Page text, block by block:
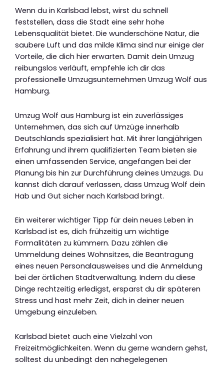
Wenn du in Karlsbad lebst, wirst du schnell
feststellen, dass die Stadt eine sehr hohe
Lebensqualität bietet. Die wunderschöne Natur, die
saubere Luft und das milde Klima sind nur einige der
Vorteile, die dich hier erwarten. Damit dein Umzug
reibungslos verläuft, empfehle ich dir das
professionelle Umzugsunternehmen Umzug Wolf aus
Hamburg.
Umzug Wolf aus Hamburg ist ein zuverlässiges
Unternehmen, das sich auf Umzüge innerhalb
Deutschlands spezialisiert hat. Mit ihrer langjährigen
Erfahrung und ihrem qualifizierten Team bieten sie
einen umfassenden Service, angefangen bei der
Planung bis hin zur Durchführung deines Umzugs. Du
kannst dich darauf verlassen, dass Umzug Wolf dein
Hab und Gut sicher nach Karlsbad bringt.
Ein weiterer wichtiger Tipp für dein neues Leben in
Karlsbad ist es, dich frühzeitig um wichtige
Formalitäten zu kümmern. Dazu zählen die
Ummeldung deines Wohnsitzes, die Beantragung
eines neuen Personalausweises und die Anmeldung
bei der örtlichen Stadtverwaltung. Indem du diese
Dinge rechtzeitig erledigst, ersparst du dir späteren
Stress und hast mehr Zeit, dich in deiner neuen
Umgebung einzuleben.
Karlsbad bietet auch eine Vielzahl von
Freizeitmöglichkeiten. Wenn du gerne wandern gehst,
solltest du unbedingt den nahegelegenen